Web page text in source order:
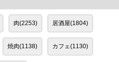
肉(2253) 居酒屋(1804)
焼肉(1138) カフェ(1130)